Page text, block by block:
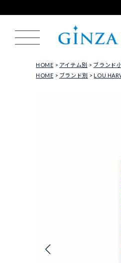
HOME アイテム別 ブランド
HOME
ブランド別 LOU